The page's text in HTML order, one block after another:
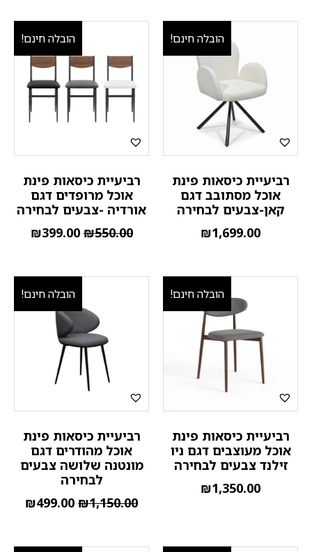
הובלה חינם!
רביעיית כיסאות פינת
אוכל מסתובב דגם
קאן-צבעים לבחירה
₪1,699.00
הובלה חינם!
רביעיית כיסאות פינת
אוכל מרופדים דגם
אורדיה -צבעים לבחירה
₪550.00
₪399.00
הובלה חינם!
רביעיית כיסאות פינת
אוכל מעוצבים דגם ניו
זילנד צבעים לבחירה
₪1,350.00
הובלה חינם!
רביעיית כיסאות פינת
אוכל מהודרים דגם
מונטנה שלושה צבעים
לבחירה
₪1,150.00
₪499.00